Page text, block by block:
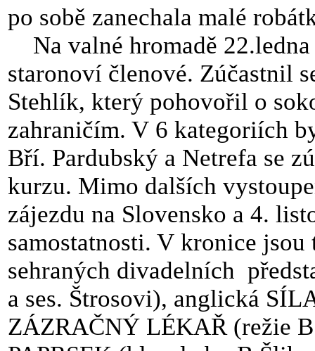
po sobě zanechala malé
Na valné hromadě
staronoví členové. Zúčastnil
Stehlík, který pohovořil o
zahraničím. V 6 kategoriích
Bří. Pardubský a Netrefa se
kurzu. Mimo dalších
zájezdu na Slovensko a 4.
samostatnosti. V kronice
sehraných divadelních
a ses. Štrosovi), anglická
ZÁZRAČNÝ LÉKAŘ (režie